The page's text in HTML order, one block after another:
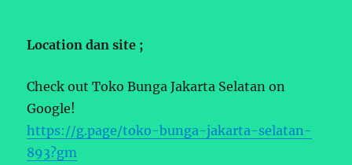
Location dan site ;
Check out Toko Bunga Jakarta Selatan on
Google!
https://g.page/toko-bunga-jakarta-selatan-
893?gm